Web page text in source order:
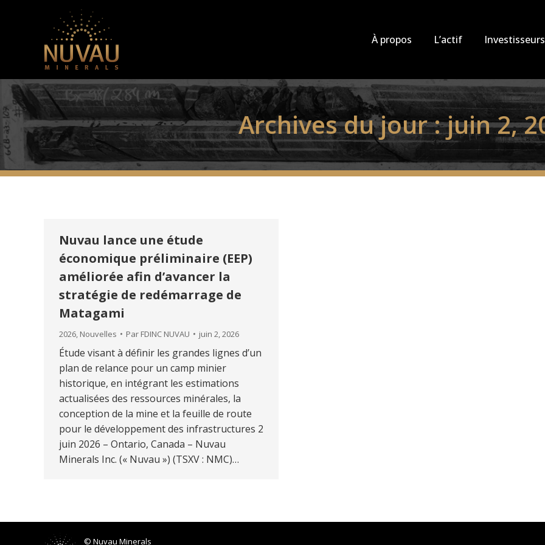
À propos L’actif Investisseurs
Archives du jour :juin 2,
Nuvau lance une étude
économique préliminaire (EEP)
améliorée afin d’avancer la
stratégie de redémarrage de
Matagami
2026, Nouvelles Par FDINC NUVAU juin 2, 2026
Étude visant à définir les grandes lignes d’un
plan de relance pour un camp minier
historique, en intégrant les estimations
actualisées des ressources minérales, la
conception de la mine et la feuille de route
pour le développement des infrastructures 2
juin 2026 – Ontario, Canada – Nuvau
Minerals Inc. (« Nuvau ») (TSXV : NMC)…
© Nuvau Minerals